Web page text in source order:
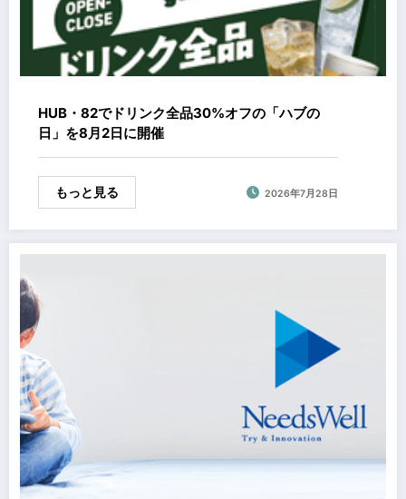
HUB・82でドリンク全品30%オフの「ハブの
日」を8月2日に開催
もっと見る 2026年7月28日